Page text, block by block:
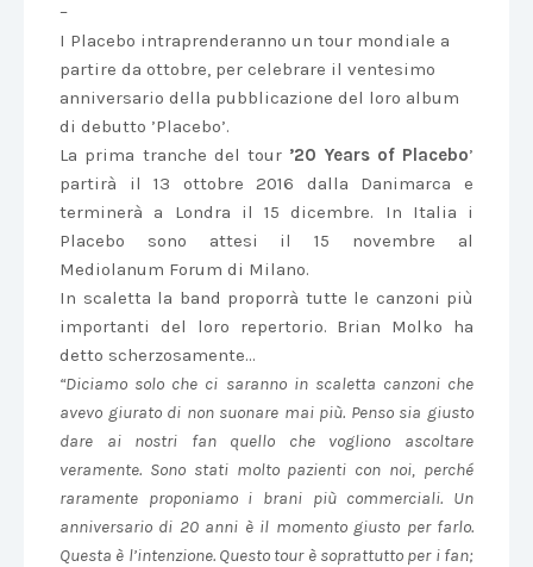
–
I Placebo intraprenderanno un tour mondiale a
partire da ottobre, per celebrare il ventesimo
anniversario della pubblicazione del loro album
di debutto ’Placebo’.
La prima tranche del tour ’20 Years of Placebo’
partirà il 13 ottobre 2016 dalla Danimarca e
terminerà a Londra il 15 dicembre. In Italia i
Placebo sono attesi il 15 novembre al
Mediolanum Forum di Milano.
In scaletta la band proporrà tutte le canzoni più
importanti del loro repertorio. Brian Molko ha
detto scherzosamente…
“Diciamo solo che ci saranno in scaletta canzoni che
avevo giurato di non suonare mai più. Penso sia giusto
dare ai nostri fan quello che vogliono ascoltare
veramente. Sono stati molto pazienti con noi, perché
raramente proponiamo i brani più commerciali. Un
anniversario di 20 anni è il momento giusto per farlo.
Questa è l’intenzione. Questo tour è soprattutto per i fan;